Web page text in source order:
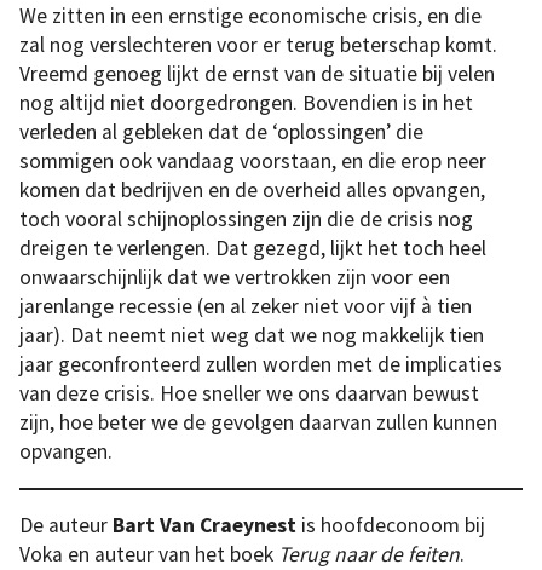
We zitten in een ernstige economische crisis, en die
zal nog verslechteren voor er terug beterschap komt.
Vreemd genoeg lijkt de ernst van de situatie bij velen
nog altijd niet doorgedrongen. Bovendien is in het
verleden al gebleken dat de ‘oplossingen’ die
sommigen ook vandaag voorstaan, en die erop neer
komen dat bedrijven en de overheid alles opvangen,
toch vooral schijnoplossingen zijn die de crisis nog
dreigen te verlengen. Dat gezegd, lijkt het toch heel
onwaarschijnlijk dat we vertrokken zijn voor een
jarenlange recessie (en al zeker niet voor vijf à tien
jaar). Dat neemt niet weg dat we nog makkelijk tien
jaar geconfronteerd zullen worden met de implicaties
van deze crisis. Hoe sneller we ons daarvan bewust
zijn, hoe beter we de gevolgen daarvan zullen kunnen
opvangen.
De auteur Bart Van Craeynest is hoofdeconoom bij
Voka en auteur van het boek Terug naar de feiten.